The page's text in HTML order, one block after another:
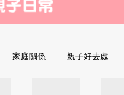
家庭關係 親子好去處